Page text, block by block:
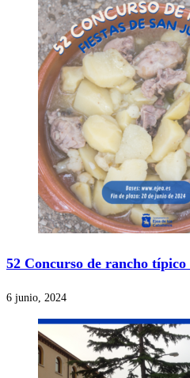
52 Concurso de rancho típico
6 junio, 2024